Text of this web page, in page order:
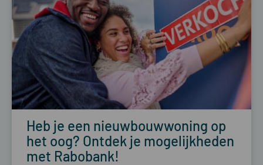
Heb je een nieuwbouwwoning op
het oog? Ontdek je mogelijkheden
met Rabobank!